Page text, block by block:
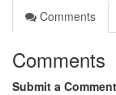
Comments
Comments
Submit a Comment